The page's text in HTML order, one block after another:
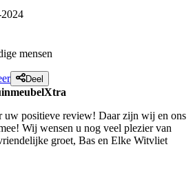
mensen
Deel
uw positieve review! Daar zijn wij en ons
Wij wensen u nog veel plezier van
groet, Bas en Elke Witvliet